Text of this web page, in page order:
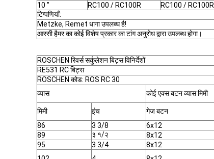
10 "
RC100 / RC100R RC100 / RC100R
टिप्पणियाँ:
Metzke, Remet धागा उपलब्ध है!
आरसी हैमर का कोई विशेष प्रकार का टांग अनुरोध द्वारा उपलब्ध होगा।
ROSCHEN रिवर्स सर्कुलेशन बिट्स विनिर्देशों
RE531 RC बिट्स
ROSCHEN कोड: ROS RC 30
व्यास
कोई एक्स बटन व्यास मिमी
मिमी
इंच गेज बटन
86
3 3/8 6x12
89
३ १/२ 8x12
95
3 3/4 8x12